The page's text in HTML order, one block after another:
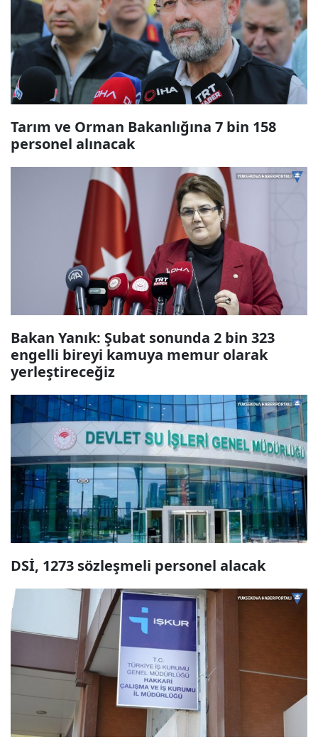
Tarım ve Orman Bakanlığına 7 bin 158
personel alınacak
Bakan Yanık: Şubat sonunda 2 bin 323
engelli bireyi kamuya memur olarak
yerleştireceğiz
DSİ, 1273 sözleşmeli personel alacak